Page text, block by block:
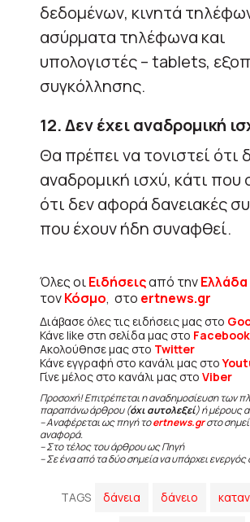
δεδομένων, κινητά
ασύρματα τηλέφωνα και
υπολογιστές – tablets,
συγκόλλησης.
12. Δεν έχει αναδρομική
Θα πρέπει να τονιστεί ότι
αναδρομική ισχύ, κάτι που
ότι δεν αφορά δανειακές
που έχουν ήδη συναφθεί.
Όλες οιΕιδήσειςαπό τηνΕλλάδα
τονΚόσμο, στο ertnews.gr
Διάβασε όλες τις ειδήσεις μας στο
Κάνε like στη σελίδα μας στο Facebook
Ακολούθησε μας στο Twitter
Κάνε εγγραφή στο κανάλι μας στο
Γίνε μέλος στο κανάλι μας στο Viber
Προσοχή! Επιτρέπεται η αναδημοσίευση των
παραπάνω άρθρου (όχι αυτολεξεί) ή μέρους
– Αναφέρεται ως πηγή τοertnews.grστο
αναφορά.
– Στο τέλος του άρθρου ως Πηγή
– Σε ένα από τα δύο σημεία να υπάρχει
TAGS δάνεια δάνειο